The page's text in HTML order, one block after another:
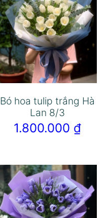
Bó hoa tulip trắng Hà
Lan 8/3
1.800.000 ₫